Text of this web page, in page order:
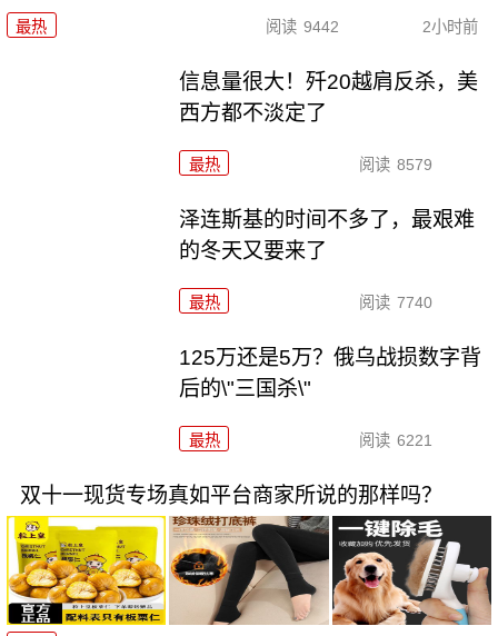
最热 阅读 9442 2小时前
信息量很大！歼20越肩反杀，美
西方都不淡定了
最热 阅读 8579
泽连斯基的时间不多了，最艰难
的冬天又要来了
最热 阅读 7740
125万还是5万？俄乌战损数字背
后的\"三国杀\"
最热 阅读 6221
双十一现货专场真如平台商家所说的那样吗？